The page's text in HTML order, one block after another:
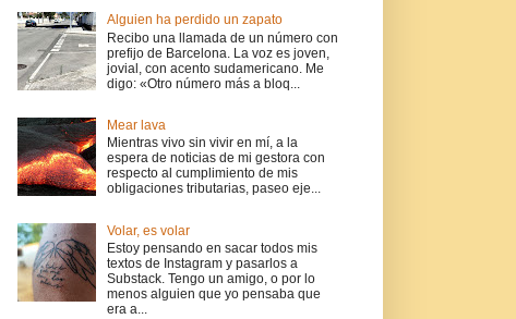
Alguien ha perdido un zapato
Recibo una llamada de un número con
prefijo de Barcelona. La voz es joven,
jovial, con acento sudamericano. Me
digo: «Otro número más a bloq...
Mear lava
Mientras vivo sin vivir en mí, a la
espera de noticias de mi gestora con
respecto al cumplimiento de mis
obligaciones tributarias, paseo eje...
Volar, es volar
Estoy pensando en sacar todos mis
textos de Instagram y pasarlos a
Substack. Tengo un amigo, o por lo
menos alguien que yo pensaba que
era a...